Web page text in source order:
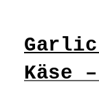
Garlic
Käse